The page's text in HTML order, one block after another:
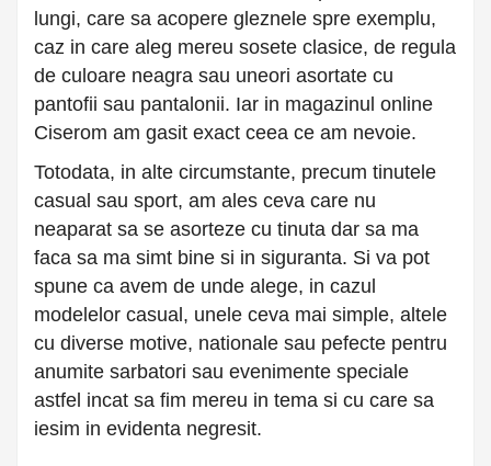
lungi, care sa acopere gleznele spre exemplu,
caz in care aleg mereu sosete clasice, de regula
de culoare neagra sau uneori asortate cu
pantofii sau pantalonii. Iar in magazinul online
Ciserom am gasit exact ceea ce am nevoie.
Totodata, in alte circumstante, precum tinutele
casual sau sport, am ales ceva care nu
neaparat sa se asorteze cu tinuta dar sa ma
faca sa ma simt bine si in siguranta. Si va pot
spune ca avem de unde alege, in cazul
modelelor casual, unele ceva mai simple, altele
cu diverse motive, nationale sau pefecte pentru
anumite sarbatori sau evenimente speciale
astfel incat sa fim mereu in tema si cu care sa
iesim in evidenta negresit.